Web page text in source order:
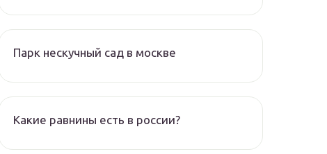
Парк нескучный сад в москве
Какие равнины есть в россии?